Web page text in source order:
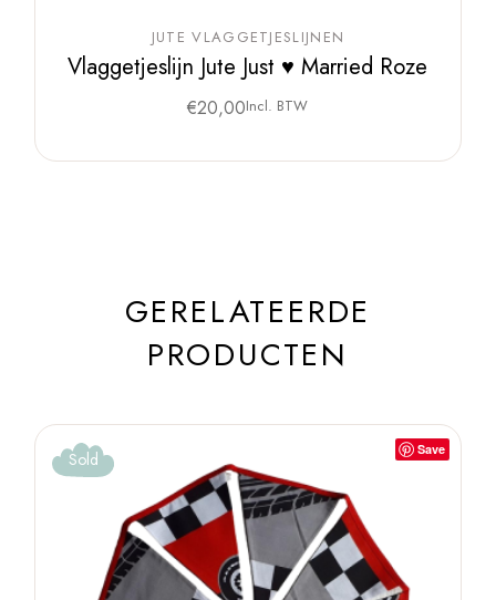
JUTE VLAGGETJESLIJNEN
Vlaggetjeslijn Jute Just ♥ Married Roze
€20,00Incl. BTW
GERELATEERDE
PRODUCTEN
Save
Sold